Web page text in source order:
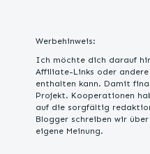
Werbehinweis:
Ich möchte dich darauf
Affiliate-Links oder
enthalten kann. Damit
Projekt. Kooperationen
auf die sorgfältig
Blogger schreiben wir
eigene Meinung.